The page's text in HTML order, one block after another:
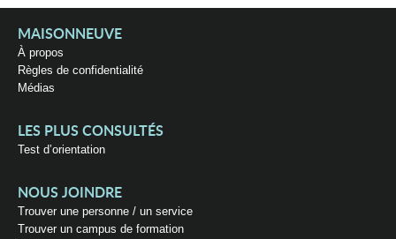
MAISONNEUVE
À propos
Règles de confidentialité
Médias
LES PLUS CONSULTÉS
Test d’orientation
NOUS JOINDRE
Trouver une personne / un service
Trouver un campus de formation